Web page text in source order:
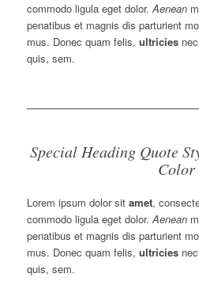
commodo ligula eget dolor.Aenean
penatibus et magnis dis parturient
mus. Donec quam felis, ultricies
quis, sem.
Special Heading Quote
Color
Lorem ipsum dolor sit amet,
commodo ligula eget dolor.Aenean
penatibus et magnis dis parturient
mus. Donec quam felis, ultricies
quis, sem.